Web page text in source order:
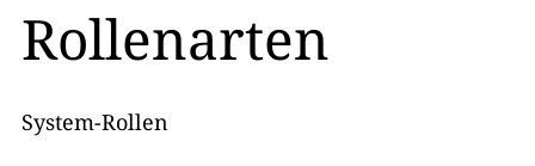
Rollenarten
System-Rollen